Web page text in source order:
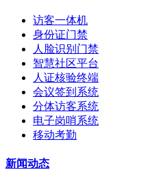
访客一体机
身份证门禁
人脸识别门禁
智慧社区平台
人证核验终端
会议签到系统
分体访客系统
电子岗哨系统
移动考勤
新闻动态